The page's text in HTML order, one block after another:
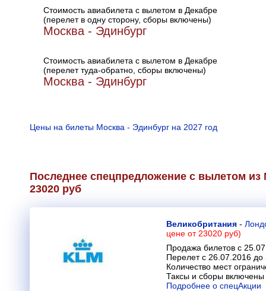
Стоимость авиабилета с вылетом в Декабре
(перелет в одну сторону, сборы включены)
Москва - Эдинбург
Стоимость авиабилета с вылетом в Декабре
(перелет туда-обратно, сборы включены)
Москва - Эдинбург
Цены на билеты Москва - Эдинбург на 2027 год
Последнее спецпредложение с вылетом
23020 руб
Великобритания -
цене от 23020 руб)
Продажа билетов с
Перелет с 26.07.2016 до
Количество мест
Таксы и сборы включены
Подробнее о спецАкции